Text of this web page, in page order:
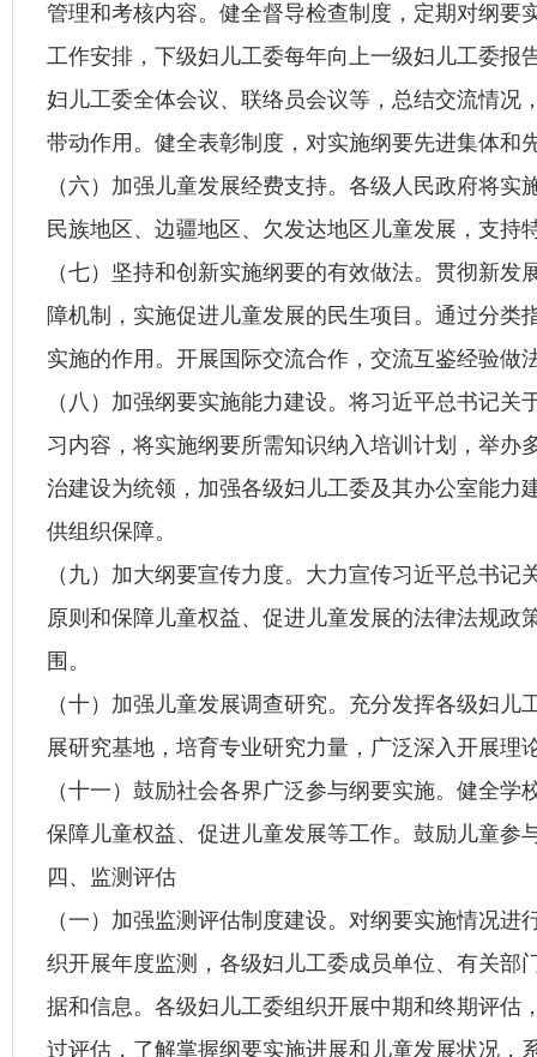
管理和考核内容。健全督导检查制度，定期对纲要
工作安排，下级妇儿工委每年向上一级妇儿工委报
妇儿工委全体会议、联络员会议等，总结交流情况
带动作用。健全表彰制度，对实施纲要先进集体和
（六）加强儿童发展经费支持。各级人民政府将
民族地区、边疆地区、欠发达地区儿童发展，支
（七）坚持和创新实施纲要的有效做法。贯彻新
障机制，实施促进儿童发展的民生项目。通过分
实施的作用。开展国际交流合作，交流互鉴经验做
（八）加强纲要实施能力建设。将习近平总书记
习内容，将实施纲要所需知识纳入培训计划，举
治建设为统领，加强各级妇儿工委及其办公室能力
供组织保障。
（九）加大纲要宣传力度。大力宣传习近平总书
原则和保障儿童权益、促进儿童发展的法律法规
围。
（十）加强儿童发展调查研究。充分发挥各级妇
展研究基地，培育专业研究力量，广泛深入开展
（十一）鼓励社会各界广泛参与纲要实施。健全
保障儿童权益、促进儿童发展等工作。鼓励儿童参
四、监测评估
（一）加强监测评估制度建设。对纲要实施情况
织开展年度监测，各级妇儿工委成员单位、有关部
据和信息。各级妇儿工委组织开展中期和终期评估
过评估，了解掌握纲要实施进展和儿童发展状况，